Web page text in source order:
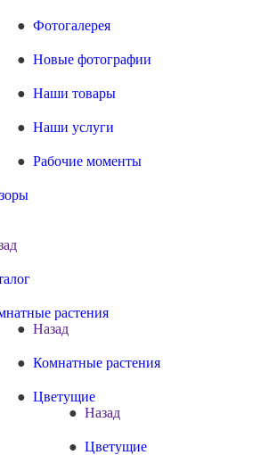
Фотогалерея
Новые фотографии
Наши товары
Наши услуги
Рабочие моменты
растения
Назад
Комнатные растения
Цветущие
Назад
Цветущие